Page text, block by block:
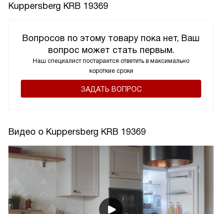
Kuppersberg KRB 19369
Вопросов по этому товару пока нет, Ваш
вопрос может стать первым.
Наш специалист постарается ответить в максимально
короткие сроки
ЗАДАТЬ ВОПРОС
Видео о Kuppersberg KRB 19369